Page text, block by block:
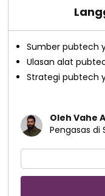
Sumber pubtech
Ulasan alat
Strategi pubtech
Oleh Vahe
Pengasas di